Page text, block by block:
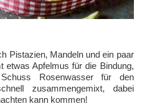
Pistazien, Mandeln und ein paar
etwas Apfelmus für die Bindung,
Rosenwasser für den
zusammengemixt, dabei
kann kommen!